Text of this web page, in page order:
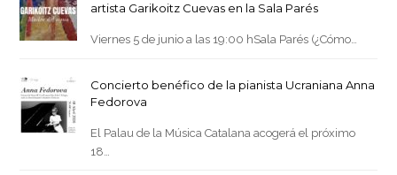
artista Garikoitz Cuevas en la Sala Parés
Viernes 5 de junio a las 19:00 hSala Parés (¿Cómo…
Concierto benéfico de la pianista Ucraniana Anna
Fedorova
El Palau de la Música Catalana acogerá el próximo
18…